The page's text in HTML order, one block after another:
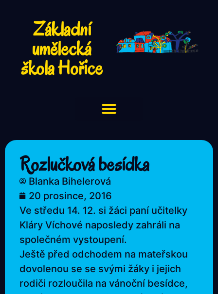
Základní
umělecká
škola Hořice
Rozlučková besídka
Blanka Bihelerová
20 prosince, 2016
Ve středu 14. 12. si žáci paní učitelky
Kláry Víchové naposledy zahráli na
společném vystoupení.
Ještě před odchodem na mateřskou
dovolenou se se svými žáky i jejich
rodiči rozloučila na vánoční besídce,